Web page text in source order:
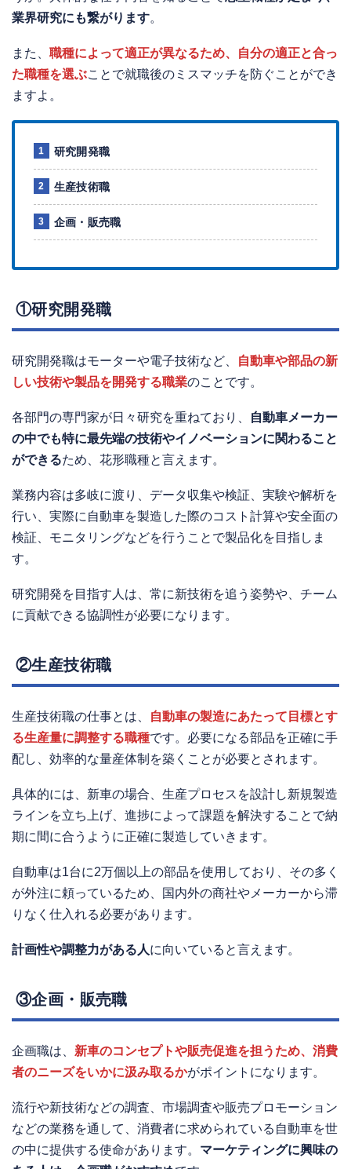
業界研究にも繋がります。
また、 職種によって適正が異なるため、自分の適正と合っ
た職種を選ぶことで就職後のミスマッチを防ぐことができ
ますよ。
研究開発職
生産技術職
企画・販売職
①研究開発職
研究開発職はモーターや電子技術など、
自動車や部品の新
しい技術や製品を開発する職業のことです。
各部門の専門家が日々研究を重ねており、
自動車メーカー
の中でも特に最先端の技術やイノベーションに関わること
ができるため、花形職種と言えます。
業務内容は多岐に渡り、データ収集や検証、実験や解析を
行い、実際に自動車を製造した際のコスト計算や安全面の
検証、モニタリングなどを行うことで製品化を目指しま
す。
研究開発を目指す人は、常に新技術を追う姿勢や、チーム
に貢献できる協調性が必要になります。
②生産技術職
生産技術職の仕事とは、
自動車の製造にあたって目標とす
る生産量に調整する職種です。必要になる部品を正確に手
配し、効率的な量産体制を築くことが必要とされます。
具体的には、新車の場合、生産プロセスを設計し新規製造
ラインを立ち上げ、進捗によって課題を解決することで納
期に間に合うように正確に製造していきます。
自動車は1台に2万個以上の部品を使用しており、その多く
が外注に頼っているため、国内外の商社やメーカーから滞
りなく仕入れる必要があります。
計画性や調整力がある人に向いていると言えます。
③企画・販売職
企画職は、 新車のコンセプトや販売促進を担うため、消費
者のニーズをいかに汲み取るかがポイントになります。
流行や新技術などの調査、市場調査や販売プロモーション
などの業務を通して、消費者に求められている自動車を世
の中に提供する使命があります。 マーケティングに興味の